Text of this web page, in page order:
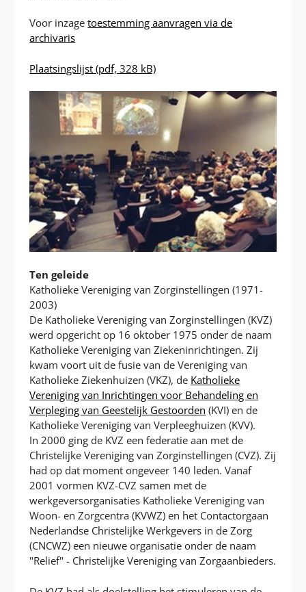
Voor inzagetoestemming aanvragen via de
archivaris
Plaatsingslijst (pdf, 328 kB)
Ten geleide
Katholieke Vereniging van Zorginstellingen (1971-
2003)
De Katholieke Vereniging van Zorginstellingen (KVZ)
werd opgericht op 16 oktober 1975 onder de naam
Katholieke Vereniging van Ziekeninrichtingen. Zij
kwam voort uit de fusie van de Vereniging van
Katholieke Ziekenhuizen (VKZ), de Katholieke
Vereniging van Inrichtingen voor Behandeling en
Verpleging van Geestelijk Gestoorden (KVI) en de
Katholieke Vereniging van Verpleeghuizen (KVV).
In 2000 ging de KVZ een federatie aan met de
Christelijke Vereniging van Zorginstellingen (CVZ). Zij
had op dat moment ongeveer 140 leden. Vanaf
2001 vormen KVZ-CVZ samen met de
werkgeversorganisaties Katholieke Vereniging van
Woon- en Zorgcentra (KVWZ) en het Contactorgaan
Nederlandse Christelijke Werkgevers in de Zorg
(CNCWZ) een nieuwe organisatie onder de naam
"Relief" - Christelijke Vereniging van Zorgaanbieders.